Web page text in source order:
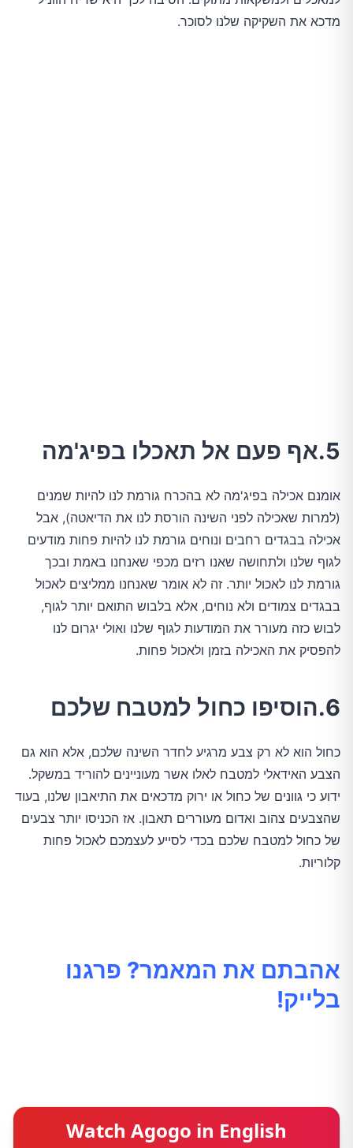
מדכא את השקיקה שלנו לסוכר.
5.אף פעם אל תאכלו בפיג'מה
אומנם אכילה בפיג'מה לא בהכרח גורמת לנו להיות שמנים
(למרות שאכילה לפני השינה הורסת לנו את הדיאטה), אבל
אכילה בבגדים רחבים ונוחים גורמת לנו להיות פחות מודעים
לגוף שלנו ולתחושה שאנו רזים מכפי שאנחנו באמת ובכך
גורמת לנו לאכול יותר. זה לא אומר שאנחנו ממליצים לאכול
בבגדים צמודים ולא נוחים, אלא בלבוש התואם יותר לגוף,
לבוש כזה מעורר את המודעות לגוף שלנו ואולי יגרום לנו
להפסיק את האכילה בזמן ולאכול פחות.
6.הוסיפו כחול למטבח שלכם
כחול הוא לא רק צבע מרגיע לחדר השינה שלכם, אלא הוא גם
הצבע האידאלי למטבח לאלו אשר מעוניינים להוריד במשקל.
ידוע כי גוונים של כחול או ירוק מדכאים את התיאבון שלנו, בעוד
שהצבעים צהוב ואדום מעוררים תאבון. אז הכניסו יותר צבעים
של כחול למטבח שלכם בכדי לסייע לעצמכם לאכול פחות
קלוריות.
אהבתם את המאמר? פרגנו
בלייק!
Watch Agogo in English